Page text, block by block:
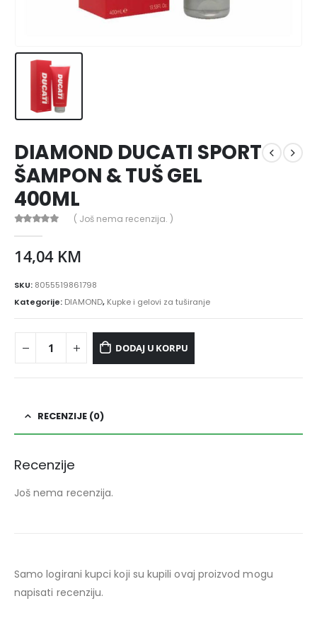
DIAMOND DUCATI SPORT
ŠAMPON & TUŠ GEL
400ML
( Još nema recenzija. )
14,04 KM
SKU: 8055519861798
Kategorije: DIAMOND, Kupke i gelovi za tuširanje
DODAJ U KORPU
RECENZIJE (0)
Recenzije
Još nema recenzija.
Samo logirani kupci koji su kupili ovaj proizvod mogu
napisati recenziju.